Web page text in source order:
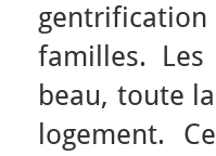
gentrification
familles.
beau, toute
logement.